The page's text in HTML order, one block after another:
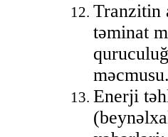
Tranzitin
təminat
Enerji